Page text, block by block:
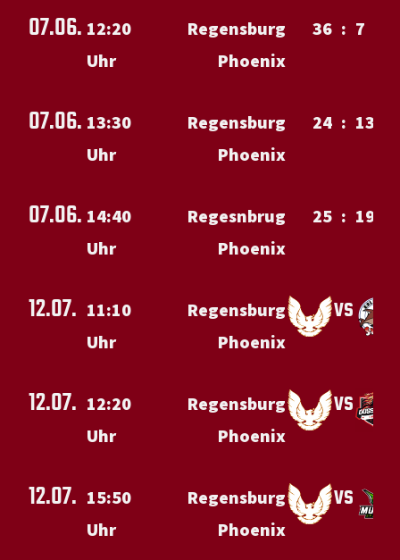
07.06. 12:20
Uhr
Regensburg
Phoenix
36 : 7
07.06. 13:30
Uhr
Regensburg
Phoenix
24 : 13
07.06. 14:40
Uhr
Regesnbrug
Phoenix
25 : 19
12.07. 11:10
Uhr
Regensburg
Phoenix
vs
12.07. 12:20
Uhr
Regensburg
Phoenix
vs
12.07. 15:50
Uhr
Regensburg
Phoenix
vs